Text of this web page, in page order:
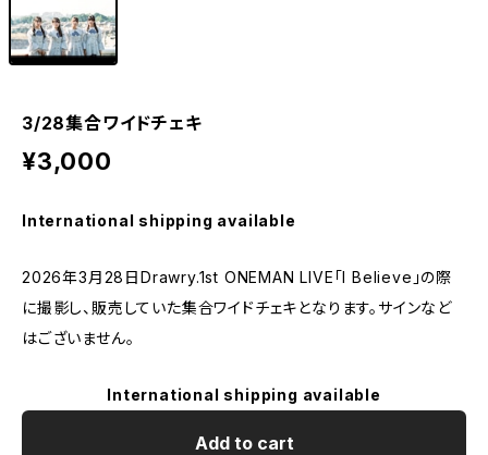
3/28集合ワイドチェキ
¥3,000
International shipping available
2026年3月28日Drawry.1st ONEMAN LIVE「I Believe」の際
に撮影し、販売していた集合ワイドチェキとなります。サインなど
はございません。
International shipping available
Add to cart